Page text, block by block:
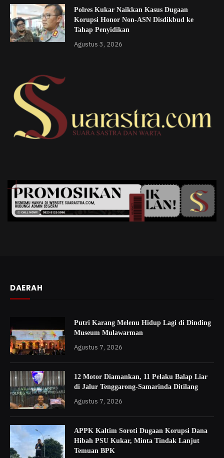
Polres Kukar Naikkan Kasus Dugaan
Korupsi Honor Non-ASN Disdikbud ke
Tahap Penyidikan
Agustus 3, 2026
DAERAH
Putri Karang Melenu Hidup Lagi di Dinding
Museum Mulawarman
Agustus 7, 2026
12 Motor Diamankan, 11 Pelaku Balap Liar
di Jalur Tenggarong-Samarinda Ditilang
Agustus 7, 2026
APPK Kaltim Soroti Dugaan Korupsi Dana
Hibah PSU Kukar, Minta Tindak Lanjut
Temuan BPK